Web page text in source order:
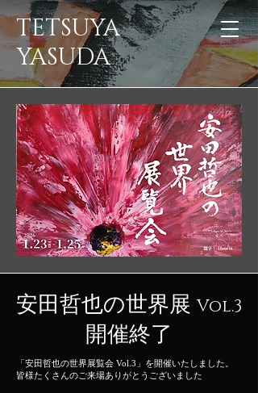
TETSUYA
YASUDA
​安田哲也の世界展 Vol.3
開催終了
「安田哲也の世界展覧会 Vol.3」を開催いたしました。
​皆様たくさんのご来場ありがとうございました